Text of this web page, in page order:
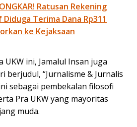
Ratusan Rekening
Terima Dana Rp311
ke Kejaksaan
UKW ini, Jamalul Insan juga
berjudul, “Jurnalisme & Jurnalis
sebagai pembekalan filosofi
Pra UKW yang mayoritas
muda.